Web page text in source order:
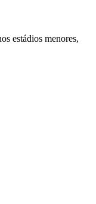
estádios menores,